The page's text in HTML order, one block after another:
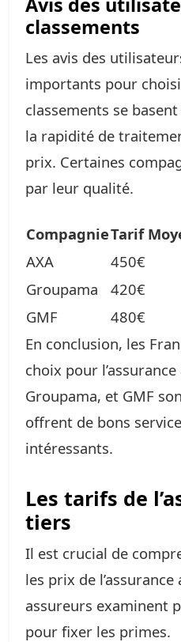
classements
Les avis des
importants pour
classements se
la rapidité de
prix. Certaines
par leur qualité.
CompagnieTarif
AXA
450€
Groupama
420€
GMF
480€
En conclusion, les
choix pour
Groupama, et GMF
offrent de bons
intéressants.
Les tarifs de
tiers
Il est crucial de
les prix de l’assurance
assureurs examinent
pour fixer les primes.